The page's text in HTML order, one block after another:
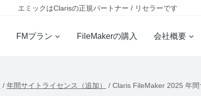
エミックはClarisの正規パートナー / リセラーです
FMプラン FileMakerの購入 会社概要
/ 年間サイトライセンス（追加） / Claris FileMaker 2025 年間